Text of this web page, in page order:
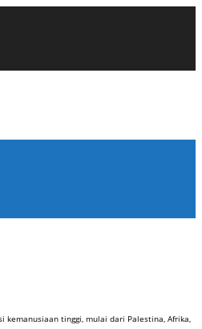
kemanusiaan tinggi, mulai dari Palestina, Afrika,